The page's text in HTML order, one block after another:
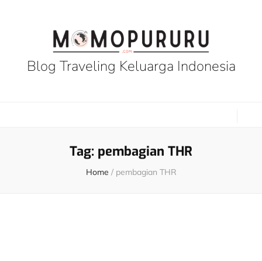
Blog Traveling Keluarga Indonesia
Tag: pembagian THR
Home / pembagian THR